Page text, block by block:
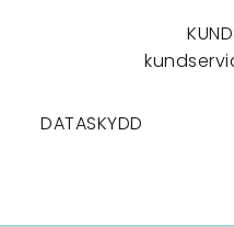
DATASKYDD